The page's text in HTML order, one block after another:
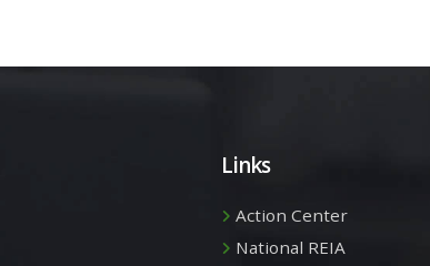
Links
Action Center
National REIA